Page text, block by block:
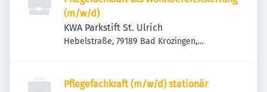
(m/w/d)
KWA Parkstift St. Ulrich
Hebelstraße, 79189 Bad Krozingen,
Pflegefachkraft (m/w/d) stationär